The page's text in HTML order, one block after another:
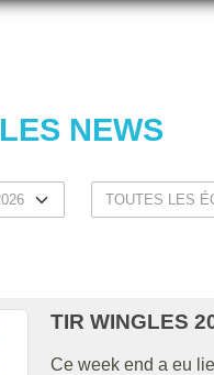
LES NEWS
TIR WINGLES
Ce week end a eu